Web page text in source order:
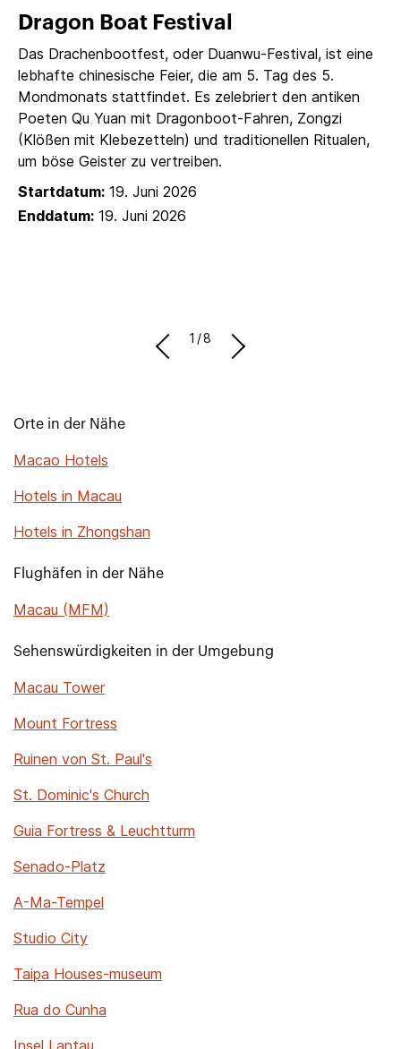
Dragon Boat Festival
Das Drachenbootfest, oder Duanwu-Festival, ist eine
lebhafte chinesische Feier, die am 5. Tag des 5.
Mondmonats stattfindet. Es zelebriert den antiken
Poeten Qu Yuan mit Dragonboot-Fahren, Zongzi
(Klößen mit Klebezetteln) und traditionellen Ritualen,
um böse Geister zu vertreiben.
Startdatum: 19. Juni 2026
Enddatum: 19. Juni 2026
1/8
Orte in der Nähe
Macao Hotels
Hotels in Macau
Hotels in Zhongshan
Flughäfen in der Nähe
Macau (MFM)
Sehenswürdigkeiten in der Umgebung
Macau Tower
Mount Fortress
Ruinen von St. Paul's
St. Dominic's Church
Guia Fortress & Leuchtturm
Senado-Platz
A-Ma-Tempel
Studio City
Taipa Houses-museum
Rua do Cunha